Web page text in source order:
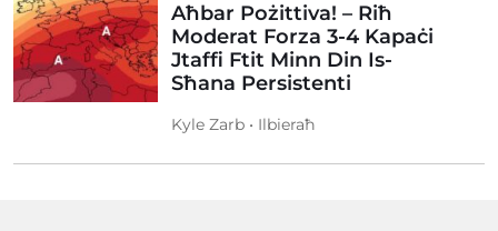
Aħbar Pożittiva! – Riħ
Moderat Forza 3-4 Kapaċi
Jtaffi Ftit Minn Din Is-
Sħana Persistenti
Kyle Zarb • Ilbieraħ